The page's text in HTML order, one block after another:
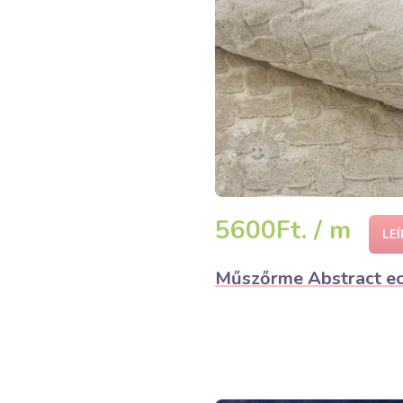
5600Ft. / m
Műszőrme Abstract